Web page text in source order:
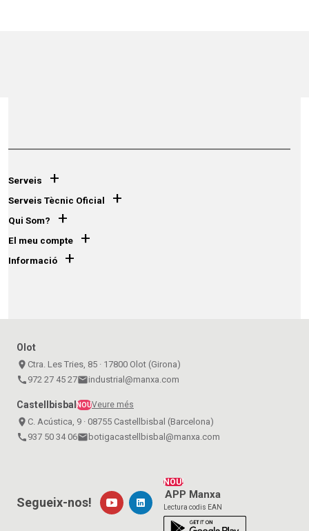
Serveis +
Serveis Tècnic Oficial +
Qui Som? +
El meu compte +
Informació +
Olot
place Ctra. Les Tries, 85 · 17800 Olot (Girona)
call 972 27 45 27emailindustrial@manxa.com
CastellbisbalNOUVeure més
place C. Acústica, 9 · 08755 Castellbisbal (Barcelona)
call 937 50 34 06emailbotigacastellbisbal@manxa.com
NOU!
APP Manxa
Lectura codis EAN
Segueix-nos!